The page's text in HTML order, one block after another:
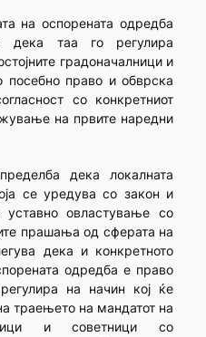
на оспорената одредба
дека таа го регулира
градоначалници и
посебно право и обврска
со конкретниот
на првите наредни
дека локалната
се уредува со закон и
овластување со
прашања од сферата на
дека и конкретното
одредба е право
на начин кој ќе
траењето на мандатот на
и советници со